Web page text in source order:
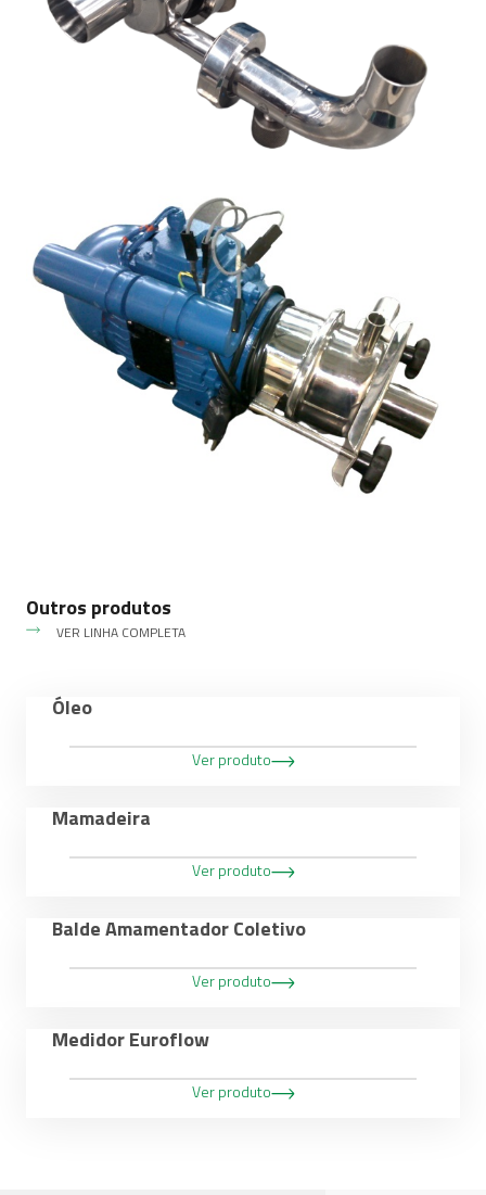
Outros produtos
VER LINHA COMPLETA
Óleo
Ver produto
Mamadeira
Ver produto
Balde Amamentador Coletivo
Ver produto
Medidor Euroflow
Ver produto